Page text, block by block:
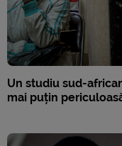
Un studiu sud-
mai puțin